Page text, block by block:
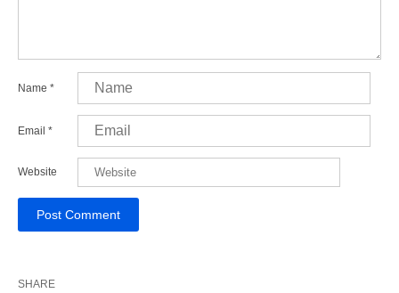
Name *
Email *
Website
SHARE